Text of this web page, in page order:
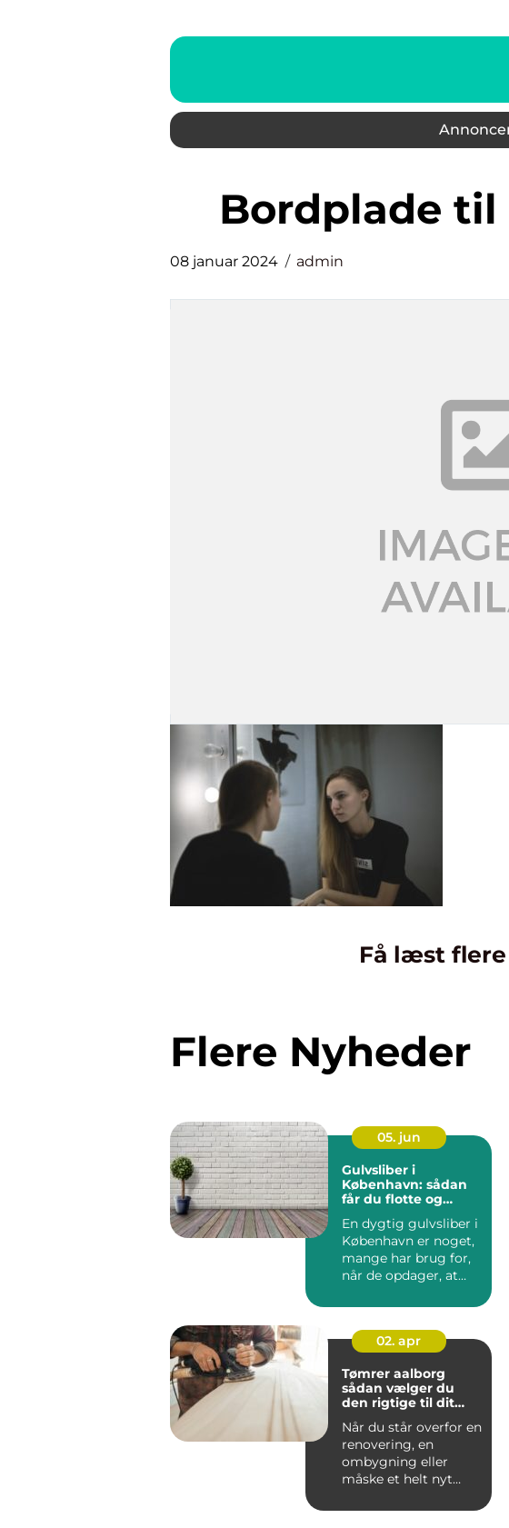
bordplade
08 januar 2024 admin
Få læst
Flere Nyheder
05. jun
Gulvsliber i
København: sådan
får du flotte og
En dygtig gulvsliber i
København er noget,
mange har brug for,
når de opdager, at
02. apr
Tømrer aalborg
sådan vælger du
den rigtige til dit
Når du står overfor en
renovering, en
ombygning eller
måske et helt nyt
tømrer...